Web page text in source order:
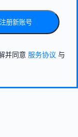
注册新账号
并同意 服务协议 与